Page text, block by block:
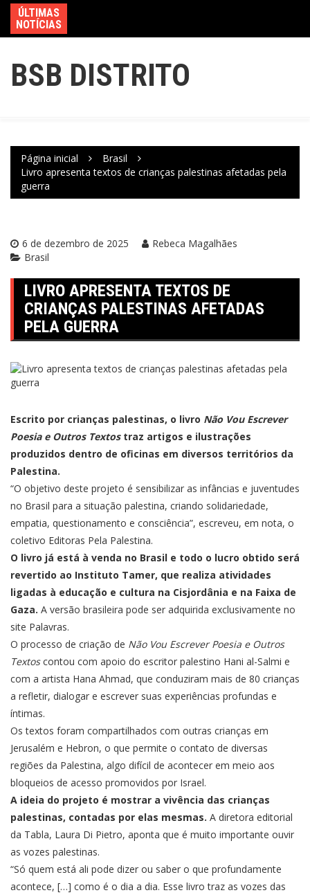
ÚLTIMAS
NOTÍCIAS
BSB DISTRITO
Página inicial
Brasil
Livro apresenta textos de crianças palestinas afetadas pela
guerra
6 de dezembro de 2025
Rebeca Magalhães
Brasil
LIVRO APRESENTA TEXTOS DE
CRIANÇAS PALESTINAS AFETADAS
PELA GUERRA
Escrito por crianças palestinas, o livro Não Vou Escrever
Poesia e Outros Textostraz artigos e ilustrações
produzidos dentro de oficinas em diversos territórios da
Palestina.
“O objetivo deste projeto é sensibilizar as infâncias e juventudes
no Brasil para a situação palestina, criando solidariedade,
empatia, questionamento e consciência”, escreveu, em nota, o
coletivo Editoras Pela Palestina.
O livro já está à venda no Brasil e todo o lucro obtido será
revertido ao Instituto Tamer, que realiza atividades
ligadas à educação e cultura na Cisjordânia e na Faixa de
Gaza. A versão brasileira pode ser adquirida exclusivamente no
site Palavras.
O processo de criação de Não Vou Escrever Poesia e Outros
Textoscontou com apoio do escritor palestino Hani al-Salmi e
com a artista Hana Ahmad, que conduziram mais de 80 crianças
a refletir, dialogar e escrever suas experiências profundas e
íntimas.
Os textos foram compartilhados com outras crianças em
Jerusalém e Hebron, o que permite o contato de diversas
regiões da Palestina, algo difícil de acontecer em meio aos
bloqueios de acesso promovidos por Israel.
A ideia do projeto é mostrar a vivência das crianças
palestinas, contadas por elas mesmas. A diretora editorial
da Tabla, Laura Di Pietro, aponta que é muito importante ouvir
as vozes palestinas.
“Só quem está ali pode dizer ou saber o que profundamente
acontece, […] como é o dia a dia. Esse livro traz as vozes das